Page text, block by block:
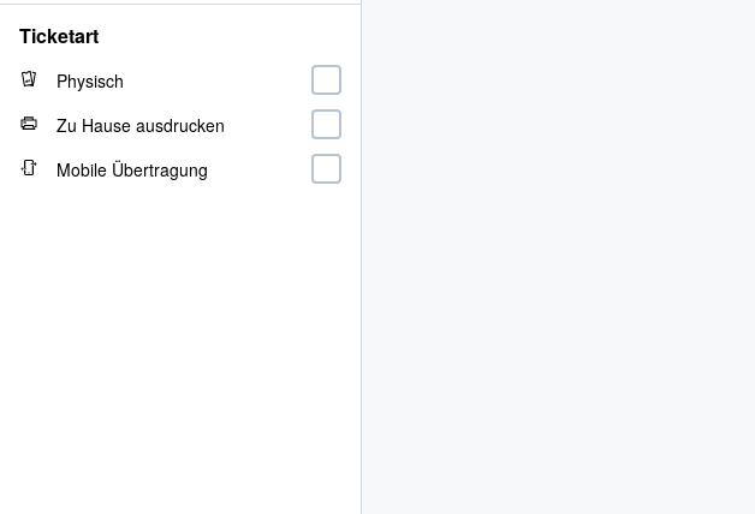
Ticketart
Physisch
Zu Hause ausdrucken
Mobile Übertragung